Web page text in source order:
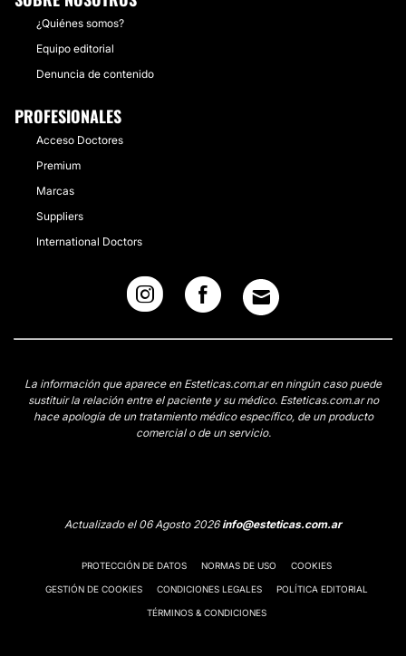
¿Quiénes somos?
Equipo editorial
Denuncia de contenido
PROFESIONALES
Acceso Doctores
Premium
Marcas
Suppliers
International Doctors
La información que aparece en Esteticas.com.ar en ningún caso puede
sustituir la relación entre el paciente y su médico. Esteticas.com.ar no
hace apología de un tratamiento médico específico, de un producto
comercial o de un servicio.
Actualizado el 06 Agosto 2026info@esteticas.com.ar
PROTECCIÓN DE DATOS NORMAS DE USO COOKIES
GESTIÓN DE COOKIES CONDICIONES LEGALES POLÍTICA EDITORIAL
TÉRMINOS & CONDICIONES